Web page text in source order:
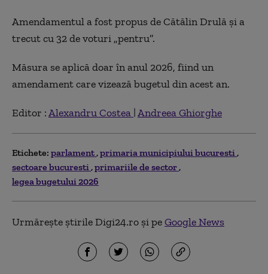
Amendamentul a fost propus de Cătălin Drulă și a
trecut cu 32 de voturi „pentru”.
Măsura se aplică doar în anul 2026, fiind un
amendament care vizează bugetul din acest an.
Editor :Alexandru Costea |Andreea Ghiorghe
Etichete: parlament primaria municipiului bucuresti
sectoare bucuresti primariile de sector
legea bugetului 2026
Urmărește știrile Digi24.ro și peGoogle News